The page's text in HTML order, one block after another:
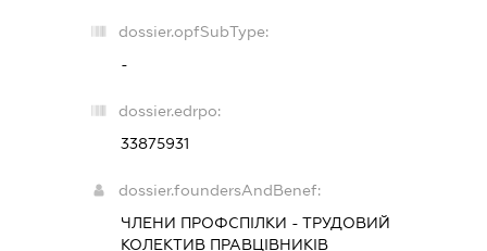
dossier.opfSubType:
-
dossier.edrpo:
33875931
dossier.foundersAndBenef:
ЧЛЕНИ ПРОФСПІЛКИ - ТРУДОВИЙ
КОЛЕКТИВ ПРАВЦІВНИКІВ